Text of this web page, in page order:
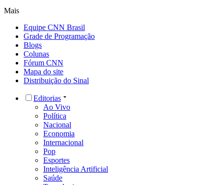
Mais
Equipe CNN Brasil
Grade de Programação
Blogs
Colunas
Fórum CNN
Mapa do site
Distribuição do Sinal
Editorias
Ao Vivo
Política
Nacional
Economia
Internacional
Pop
Esportes
Inteligência Artificial
Saúde